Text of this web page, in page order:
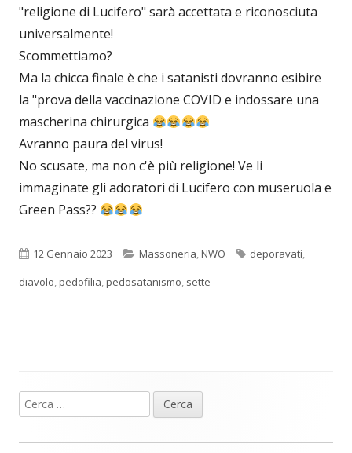
"religione di Lucifero" sarà accettata e riconosciuta
universalmente!
Scommettiamo?
Ma la chicca finale è che i satanisti dovranno esibire
la "prova della vaccinazione COVID e indossare una
mascherina chirurgica
Avranno paura del virus!
No scusate, ma non c'è più religione! Ve li
immaginate gli adoratori di Lucifero con museruola e
Green Pass??
Pubblicato
12 Gennaio 2023 Categorie
Massoneria,NWO Tag
deporavati,
diavolo,pedofilia,pedosatanismo, sette
Barra
laterale
Ricerca
per: